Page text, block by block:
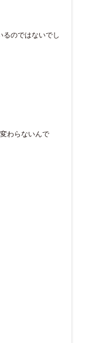
るのではないでし
わらないんで